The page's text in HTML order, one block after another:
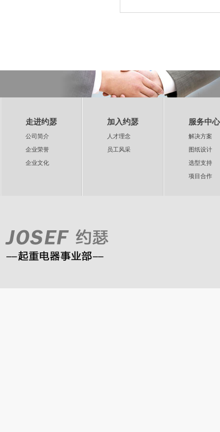
走进约瑟
公司简介
企业荣誉
企业文化
加入约瑟
人才理念
员工风采
服务中心
解决方案
图纸设计
选型支持
项目合作